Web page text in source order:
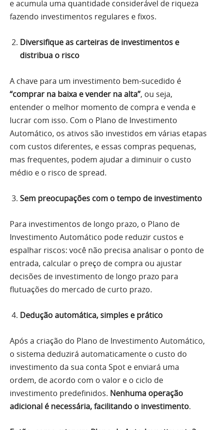
e acumula uma quantidade considerável de riqueza
fazendo investimentos regulares e fixos.
Diversifique as carteiras de investimentos e
distribua o risco
A chave para um investimento bem-sucedido é
“comprar na baixa e vender na alta”, ou seja,
entender o melhor momento de compra e venda e
lucrar com isso. Com o Plano de Investimento
Automático, os ativos são investidos em várias etapas
com custos diferentes, e essas compras pequenas,
mas frequentes, podem ajudar a diminuir o custo
médio e o risco de spread.
Sem preocupações com o tempo de investimento
Para investimentos de longo prazo, o Plano de
Investimento Automático pode reduzir custos e
espalhar riscos: você não precisa analisar o ponto de
entrada, calcular o preço de compra ou ajustar
decisões de investimento de longo prazo para
flutuações do mercado de curto prazo.
Dedução automática, simples e prático
Após a criação do Plano de Investimento Automático,
o sistema deduzirá automaticamente o custo do
investimento da sua conta Spot e enviará uma
ordem, de acordo com o valor e o ciclo de
investimento predefinidos. Nenhuma operação
adicional é necessária, facilitando o investimento.